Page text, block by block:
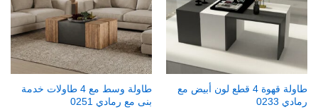
طاولة قهوة 4 قطع لون أبيض مع
رمادي 0233
طاولة وسط مع 4 طاولات خدمة
بنى مع رمادي 0251